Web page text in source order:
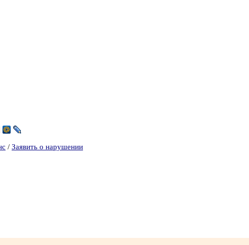
/ Заявить о нарушении